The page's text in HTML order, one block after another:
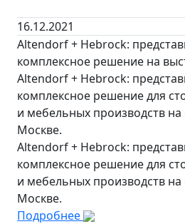
16.12.2021
Altendorf + Hebrock:
комплексное решение на
Altendorf + Hebrock:
комплексное решение для
и мебельных производств на
Москве.
Altendorf + Hebrock:
комплексное решение для
и мебельных производств на
Москве.
Подробнее